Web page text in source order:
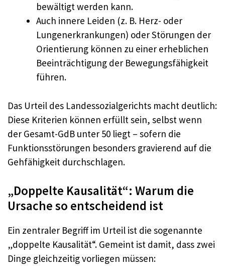
bewältigt werden kann.
Auch innere Leiden (z. B. Herz- oder
Lungenerkrankungen) oder Störungen der
Orientierung können zu einer erheblichen
Beeinträchtigung der Bewegungsfähigkeit
führen.
Das Urteil des Landessozialgerichts macht deutlich:
Diese Kriterien können erfüllt sein, selbst wenn
der Gesamt-GdB unter 50 liegt – sofern die
Funktionsstörungen besonders gravierend auf die
Gehfähigkeit durchschlagen.
„Doppelte Kausalität“: Warum die
Ursache so entscheidend ist
Ein zentraler Begriff im Urteil ist die sogenannte
„doppelte Kausalität“. Gemeint ist damit, dass zwei
Dinge gleichzeitig vorliegen müssen: